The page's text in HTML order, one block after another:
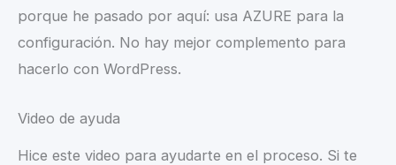
porque he pasado por aquí: usa AZURE para la
configuración. No hay mejor complemento para
hacerlo con WordPress.
Video de ayuda
Hice este video para ayudarte en el proceso. Si te